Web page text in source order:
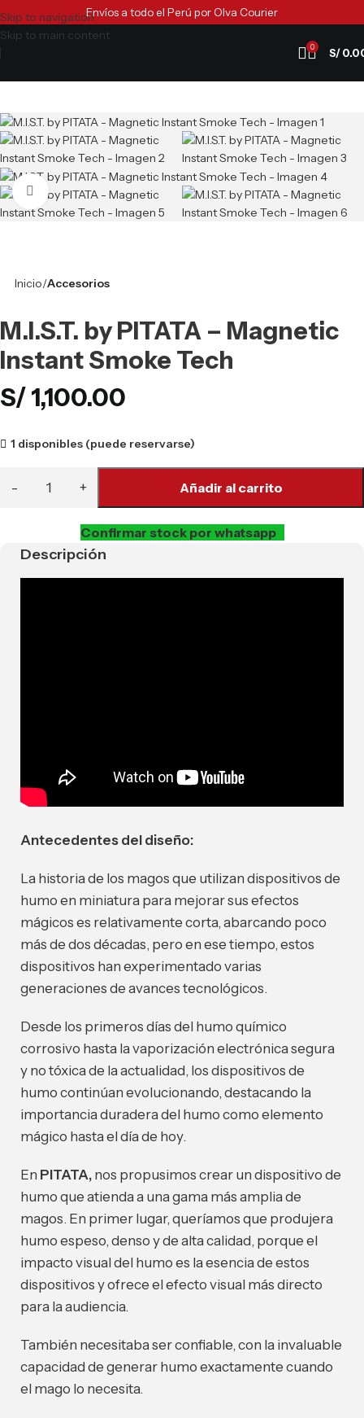
Skip to navigation
Skip to main content
Envíos a todo el Perú por Olva Courier
0 S/
Clic para ampliar
Inicio Accesorios
M.I.S.T. by PITATA – Magnetic
Instant Smoke Tech
S/1,100.00
1 disponibles (puede reservarse)
Añadir al carrito
Confirmar stock por whatsapp
Descripción
Antecedentes del diseño:
La historia de los magos que utilizan dispositivos de
humo en miniatura para mejorar sus efectos
mágicos es relativamente corta, abarcando poco
más de dos décadas, pero en ese tiempo, estos
dispositivos han experimentado varias
generaciones de avances tecnológicos.
Desde los primeros días del humo químico
corrosivo hasta la vaporización electrónica segura
y no tóxica de la actualidad, los dispositivos de
humo continúan evolucionando, destacando la
importancia duradera del humo como elemento
mágico hasta el día de hoy.
En PITATA, nos propusimos crear un dispositivo de
humo que atienda a una gama más amplia de
magos. En primer lugar, queríamos que produjera
humo espeso, denso y de alta calidad, porque el
impacto visual del humo es la esencia de estos
dispositivos y ofrece el efecto visual más directo
para la audiencia.
También necesitaba ser confiable, con la invaluable
capacidad de generar humo exactamente cuando
el mago lo necesita.